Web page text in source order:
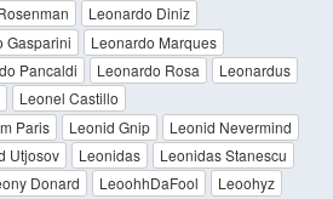
Leonardo Diniz
Gasparini
Leonardo Marques
Pancaldi Leonardo Rosa
Leonardus
Leonel Castillo
Paris
Leonid Gnip
Leonid Nevermind
Utjosov Leonidas
Leonidas Stanescu
Donard LeoohhDaFool
Leoohyz